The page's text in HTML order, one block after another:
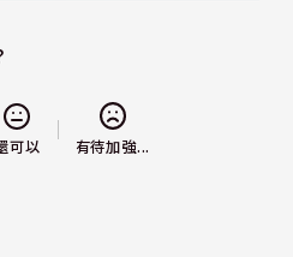
可以 有待加強...